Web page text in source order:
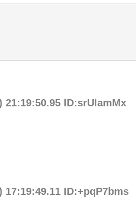
21:19:50.95 ID:srUlamMx
17:19:49.11 ID:+pqP7bms